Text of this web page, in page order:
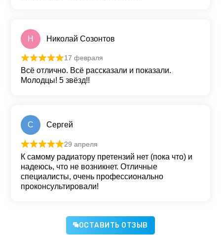
Н Николай Созонтов
Оценка из 5
17 февраля
Всё отлично. Всё рассказали и показали.
Молодцы! 5 звёзд!!
С Сергей
Оценка5 из 5
29 апреля
К самому радиатору претензий нет (пока что) и
надеюсь, что не возникнет. Отличные
специалисты, очень профессионально
проконсультировали!
ОСТАВИТЬ ОТЗЫВ